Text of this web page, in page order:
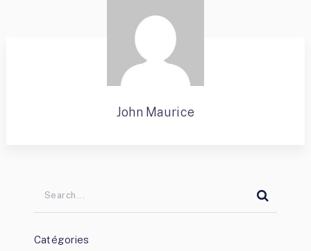
John Maurice
Catégories